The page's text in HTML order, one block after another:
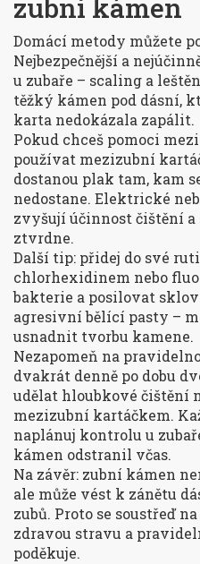
zubní kámen
Domácí metody můžete
Nejbezpečnější a
u zubaře – scaling a
těžký kámen pod dásní,
karta nedokázala zapálit.
Pokud chceš pomoci
používat mezizubní
dostanou plak tam, kam
nedostane. Elektrické
zvyšují účinnost čištění a
ztvrdne.
Další tip: přidej do své
chlorhexidinem nebo
bakterie a posilovat
agresivní bělící pasty –
usnadnit tvorbu kamene.
Nezapomeň na
dvakrát denně po dobu
udělat hloubkové čištění
mezizubní kartáčkem.
naplánuj kontrolu u
kámen odstranil včas.
Na závěr: zubní kámen
ale může vést k zánětu
zubů. Proto se soustřeď
zdravou stravu a
poděkuje.